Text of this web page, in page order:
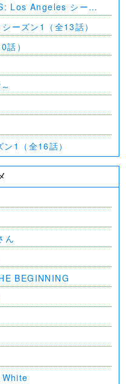
Los Angeles シーズ
ーズン1（全13話）
）
1（全16話）
ん
BEGINNING
White